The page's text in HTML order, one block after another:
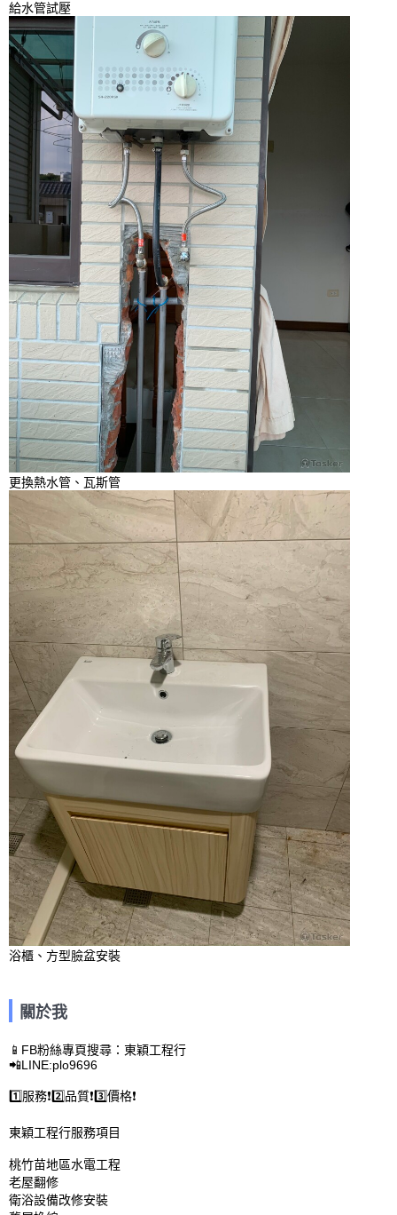
給水管試壓
更換熱水管、瓦斯管
浴櫃、方型臉盆安裝
關於我
📱FB粉絲專頁搜尋：東穎工程行
📲LINE:plo9696
1️⃣服務❗️2️⃣品質❗️3️⃣價格❗️
東穎工程行服務項目
桃竹苗地區水電工程
老屋翻修
衛浴設備改修安裝